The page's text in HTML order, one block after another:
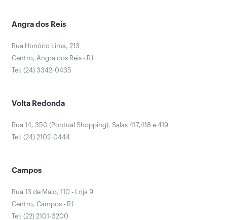
Angra dos Reis
Rua Honório Lima, 213
Centro, Angra dos Reis - RJ
Tel: (24) 3342-0435
Volta Redonda
Rua 14, 350 (Pontual Shopping). Salas 417,418 e 419
Tel: (24) 2102-0444
Campos
Rua 13 de Maio, 110 - Loja 9
Centro, Campos - RJ
Tel: (22) 2101-3200